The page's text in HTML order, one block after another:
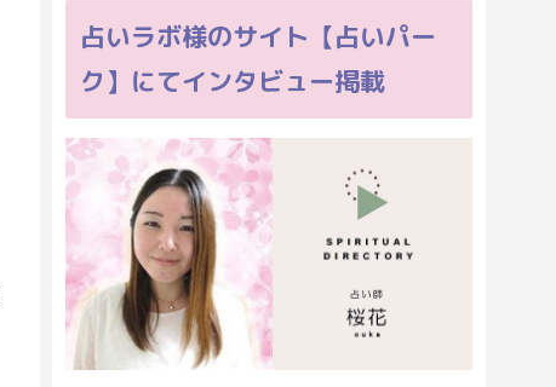
占いラボ様のサイト【占いパー
ク】にてインタビュー掲載